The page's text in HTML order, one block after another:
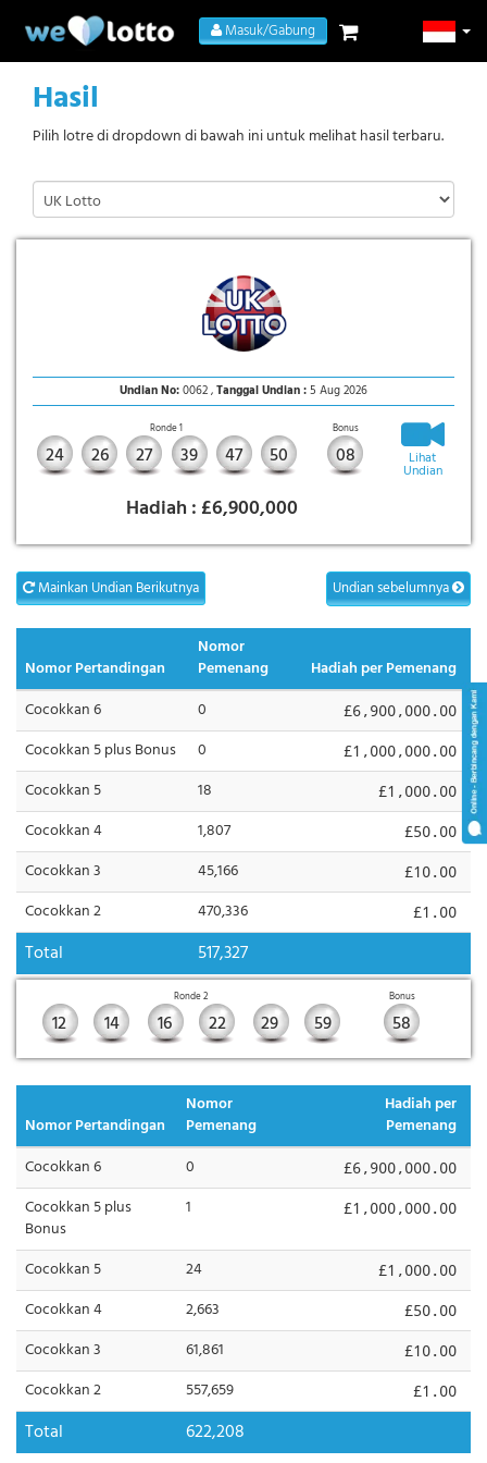
Masuk/Gabung
Hasil
Pilih lotre di dropdown di bawah ini untuk melihat hasil terbaru.
Undian No:0062 ,Tanggal Undian :5 Aug 2026
Ronde 1 Bonus
24 26 27 39 47 50 08
Hadiah : £6,900,000
Lihat
Undian
Mainkan Undian Berikutnya Undian sebelumnya
Nomor Pertandingan
Nomor
Pemenang
Hadiah per Pemenang
Cocokkan 6
0 £6,900,000.00
Cocokkan 5 plus Bonus 0 £1,000,000.00
Cocokkan 5 18 £1,000.00
Cocokkan 4 1,807 £50.00
Cocokkan 3 45,166 £10.00
Cocokkan 2 470,336 £1.00
Total 517,327
Ronde 2 Bonus
12 14 16 22 29 59 58
Nomor Pertandingan
Nomor
Pemenang
Hadiah per
Pemenang
Cocokkan 6
0 £6,900,000.00
Cocokkan 5 plus
Bonus
1 £1,000,000.00
Cocokkan 5 24 £1,000.00
Cocokkan 4 2,663 £50.00
Cocokkan 3 61,861 £10.00
Cocokkan 2 557,659 £1.00
Total 622,208